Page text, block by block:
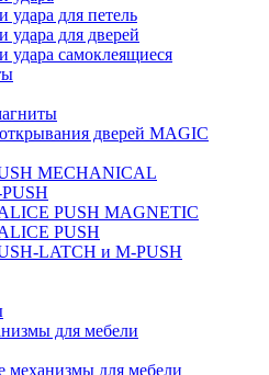
удара для петель
удара для дверей
удара самоклеящиеся
дверей MAGIC
MECHANICAL
PUSH MAGNETIC
PUSH
LATCH и M-PUSH
для мебели
механизмы для мебели